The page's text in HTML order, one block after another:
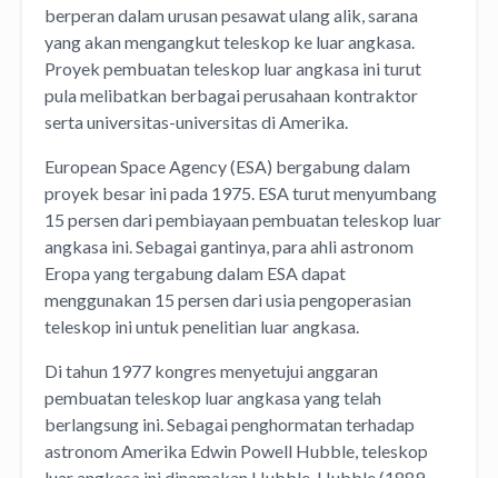
berperan dalam urusan pesawat ulang alik, sarana
yang akan mengangkut teleskop ke luar angkasa.
Proyek pembuatan teleskop luar angkasa ini turut
pula melibatkan berbagai perusahaan kontraktor
serta universitas-universitas di Amerika.
European Space Agency (ESA) bergabung dalam
proyek besar ini pada 1975. ESA turut menyumbang
15 persen dari pembiayaan pembuatan teleskop luar
angkasa ini. Sebagai gantinya, para ahli astronom
Eropa yang tergabung dalam ESA dapat
menggunakan 15 persen dari usia pengoperasian
teleskop ini untuk penelitian luar angkasa.
Di tahun 1977 kongres menyetujui anggaran
pembuatan teleskop luar angkasa yang telah
berlangsung ini. Sebagai penghormatan terhadap
astronom Amerika Edwin Powell Hubble, teleskop